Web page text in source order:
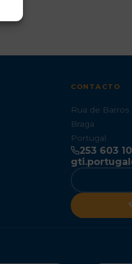
CONTACTO
Rua de Barros
Braga
Portugal
253 603